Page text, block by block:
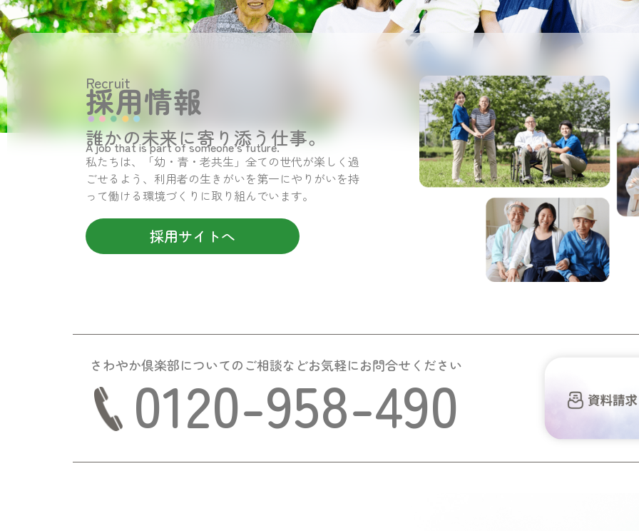
Recruit
採用情報
誰かの未来に寄り添う仕事。
A job that is part of someone’s future.
私たちは、「幼・青・老共生」全ての世代が楽しく過
ごせるよう、利用者の生きがいを第一にやりがいを持
って働ける環境づくりに取り組んでいます。
採用サイトへ
さわやか倶楽部についてのご相談などお気軽にお問合せください
0120-958-490